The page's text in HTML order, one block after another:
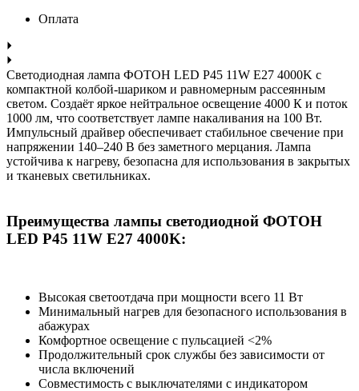
Оплата
Светодиодная лампа ФОТОН LED P45 11W E27 4000K с
компактной колбой-шариком и равномерным рассеянным
светом. Создаёт яркое нейтральное освещение 4000 К и поток
1000 лм, что соответствует лампе накаливания на 100 Вт.
Импульсный драйвер обеспечивает стабильное свечение при
напряжении 140–240 В без заметного мерцания. Лампа
устойчива к нагреву, безопасна для использования в закрытых
и тканевых светильниках.
Преимущества лампы светодиодной ФОТОН
LED P45 11W E27 4000K:
Высокая светоотдача при мощности всего 11 Вт
Минимальный нагрев для безопасного использования в
абажурах
Комфортное освещение с пульсацией <2%
Продолжительный срок службы без зависимости от
числа включений
Совместимость с выключателями с индикатором